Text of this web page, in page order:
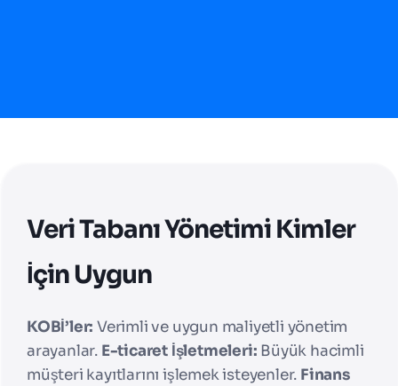
Veri Tabanı Yönetimi Kimler
İçin Uygun
KOBİ’ler: Verimli ve uygun maliyetli yönetim
arayanlar. E-ticaret İşletmeleri: Büyük hacimli
müşteri kayıtlarını işlemek isteyenler. Finans